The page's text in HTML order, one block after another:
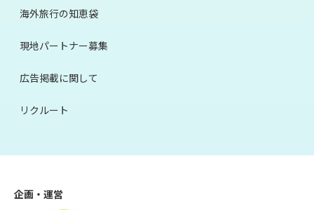
海外旅行の知恵袋
現地パートナー募集
広告掲載に関して
リクルート
企画・運営